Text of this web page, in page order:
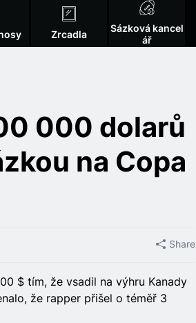
Zrcadla
Sázková kancel
ář
000 dolarů
na Copa
Share
$ tím, že vsadil na výhru Kanady
že rapper přišel o téměř 3